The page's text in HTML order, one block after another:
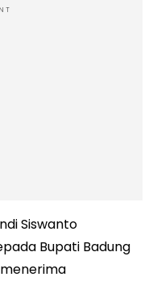
Siswanto
Bupati Badung